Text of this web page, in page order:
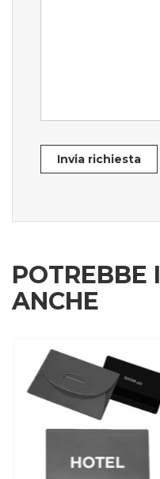
Invia richiesta
POTREBBE
ANCHE